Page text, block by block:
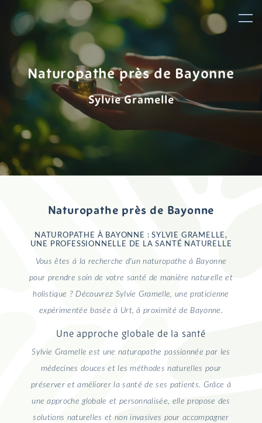
Naturopathe près de Bayonne
Sylvie Gramelle
Naturopathe près de Bayonne
NATUROPATHE À BAYONNE : SYLVIE GRAMELLE,
UNE PROFESSIONNELLE DE LA SANTÉ NATURELLE
Vous êtes à la recherche d'un naturopathe à Bayonne
pour prendre soin de votre santé de manière naturelle et
holistique ? Découvrez Sylvie Gramelle, une praticienne
expérimentée basée à Urt, à proximité de Bayonne.
Une approche globale de la santé
Sylvie Gramelle est une naturopathe passionnée par les
médecines douces et les méthodes naturelles pour
préserver et améliorer la santé de ses patients. Grâce à
une approche globale et personnalisée, elle propose des
solutions naturelles et non invasives pour accompagner
Panneau de gestion des cookies